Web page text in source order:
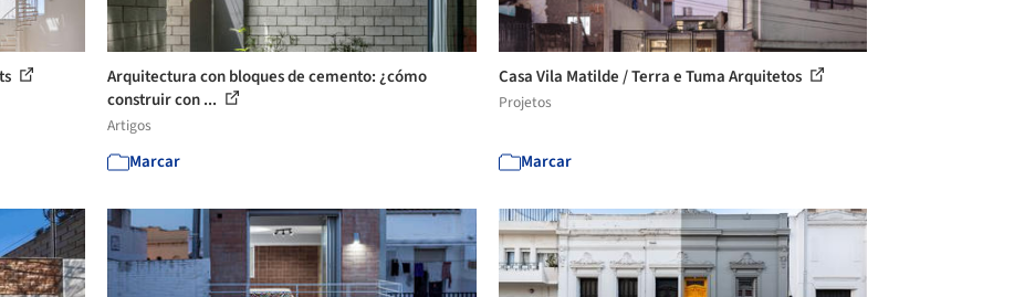
Arquitectura con bloques de cemento: ¿cómo
construir con ...
Artigos
Marcar
Casa Vila Matilde / Terra e Tuma Arquitetos
Projetos
Marcar